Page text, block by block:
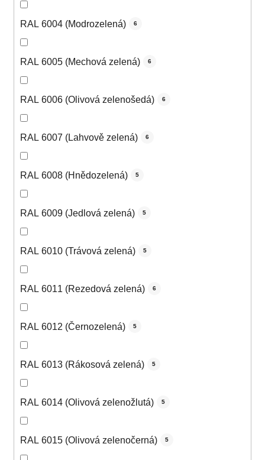
RAL 6004 (Modrozelená) 6
RAL 6005 (Mechová zelená) 6
RAL 6006 (Olivová zelenošedá) 6
RAL 6007 (Lahvově zelená) 6
RAL 6008 (Hnědozelená) 5
RAL 6009 (Jedlová zelená) 5
RAL 6010 (Trávová zelená) 5
RAL 6011 (Rezedová zelená) 6
RAL 6012 (Černozelená) 5
RAL 6013 (Rákosová zelená) 5
RAL 6014 (Olivová zelenožlutá) 5
RAL 6015 (Olivová zelenočerná) 5